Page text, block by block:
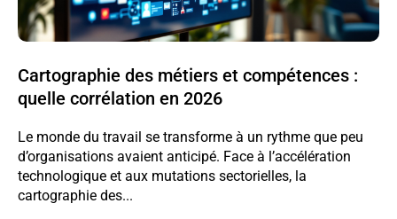
Cartographie des métiers et compétences :
quelle corrélation en 2026
Le monde du travail se transforme à un rythme que peu
d’organisations avaient anticipé. Face à l’accélération
technologique et aux mutations sectorielles, la
cartographie des...